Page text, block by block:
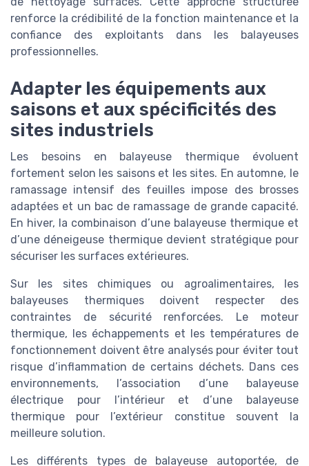
renforce la crédibilité de la fonction maintenance et la
confiance des exploitants dans les balayeuses
professionnelles.
Adapter les équipements aux
saisons et aux spécificités des
sites industriels
Les besoins en balayeuse thermique évoluent
fortement selon les saisons et les sites. En automne, le
ramassage intensif des feuilles impose des brosses
adaptées et un bac de ramassage de grande capacité.
En hiver, la combinaison d’une balayeuse thermique et
d’une déneigeuse thermique devient stratégique pour
sécuriser les surfaces extérieures.
Sur les sites chimiques ou agroalimentaires, les
balayeuses thermiques doivent respecter des
contraintes de sécurité renforcées. Le moteur
thermique, les échappements et les températures de
fonctionnement doivent être analysés pour éviter tout
risque d’inflammation de certains déchets. Dans ces
environnements, l’association d’une balayeuse
électrique pour l’intérieur et d’une balayeuse
thermique pour l’extérieur constitue souvent la
meilleure solution.
Les différents types de balayeuse autoportée, de